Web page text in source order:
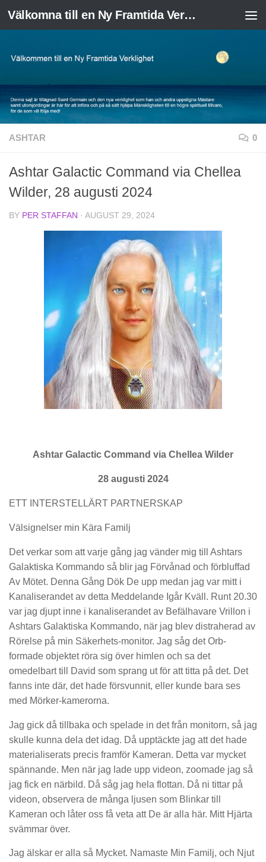
Skip to content Välkomna till en Ny Framtida Verklighet
ASHTAR 0
Ashtar Galactic Command via Chellea
Wilder, 28 augusti 2024
BY PER STAFFAN · AUGUST 29, 2024
Ashtar Galactic Command via Chellea Wilder
28 augusti 2024
ETT INTERSTELLÄRT PARTNERSKAP
Välsignelser min Kära Familj
Det verkar som att varje gång jag vänder mig till Ashtars
Galaktiska Kommando så blir jag Förvånad och förbluffad
Av Mötet. Denna Gång Dök De upp medan jag var mitt i
Kanaliserandet av detta Meddelande Igår Kväll. Runt 20.30
var jag djupt inne i kanaliserandet av Befälhavare Vrillon i
Ashtars Galaktiska Kommando, när jag blev distraherad av
Rörelse på min Säkerhets-monitor. Jag såg det Orb-
formade objektet röra sig över himlen och sa det
omedelbart till David som sprang ut för att titta på det. Det
fanns inte där, det hade försvunnit, eller kunde bara ses
med Mörker-kamerorna.
Jag gick då tillbaka och spelade in det från monitorn, så jag
skulle kunna dela det idag. Då upptäckte jag att det hade
materialiserats precis framför Kameran. Detta var mycket
spännande. Men när jag lade upp videon, zoomade jag så
jag fick en närbild. Då såg jag hela flottan. Då ni tittar på
videon, observera de många ljusen som Blinkar till
Kameran och låter oss få veta att De är alla här. Mitt Hjärta
svämmar över.
Jag älskar er alla så Mycket. Namaste Min Familj, och Njut